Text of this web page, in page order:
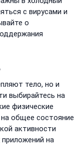
с вирусами и
о
тело, но и
выбирайтесь на
физические
общее состояние
активности
на